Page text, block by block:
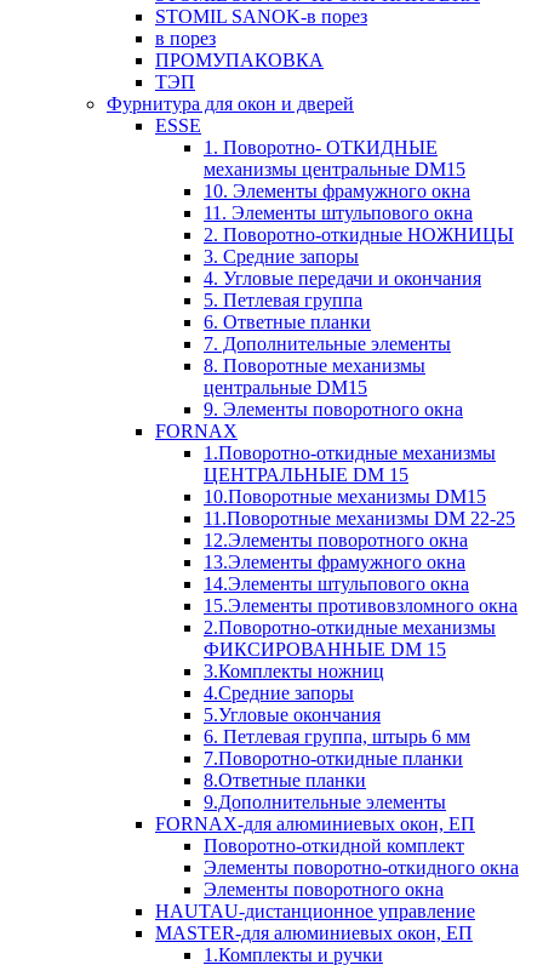
STOMIL SANOK-в порез
в порез
ПРОМУПАКОВКА
ТЭП
Фурнитура для окон и дверей
ESSE
1. Поворотно- ОТКИДНЫЕ
механизмы центральные DM15
10. Элементы фрамужного окна
11. Элементы штульпового окна
2. Поворотно-откидные НОЖНИЦЫ
3. Средние запоры
4. Угловые передачи и окончания
5. Петлевая группа
6. Ответные планки
7. Дополнительные элементы
8. Поворотные механизмы
центральные DM15
9. Элементы поворотного окна
FORNAX
1.Поворотно-откидные механизмы
ЦЕНТРАЛЬНЫЕ DM 15
10.Поворотные механизмы DM15
11.Поворотные механизмы DM 22-25
12.Элементы поворотного окна
13.Элементы фрамужного окна
14.Элементы штульпового окна
15.Элементы противовзломного окна
2.Поворотно-откидные механизмы
ФИКСИРОВАННЫЕ DM 15
3.Комплекты ножниц
4.Средние запоры
5.Угловые окончания
6. Петлевая группа, штырь 6 мм
7.Поворотно-откидные планки
8.Ответные планки
9.Дополнительные элементы
FORNAX-для алюминиевых окон, ЕП
Поворотно-откидной комплект
Элементы поворотно-откидного окна
Элементы поворотного окна
HAUTAU-дистанционное управление
MASTER-для алюминиевых окон, ЕП
1.Комплекты и ручки